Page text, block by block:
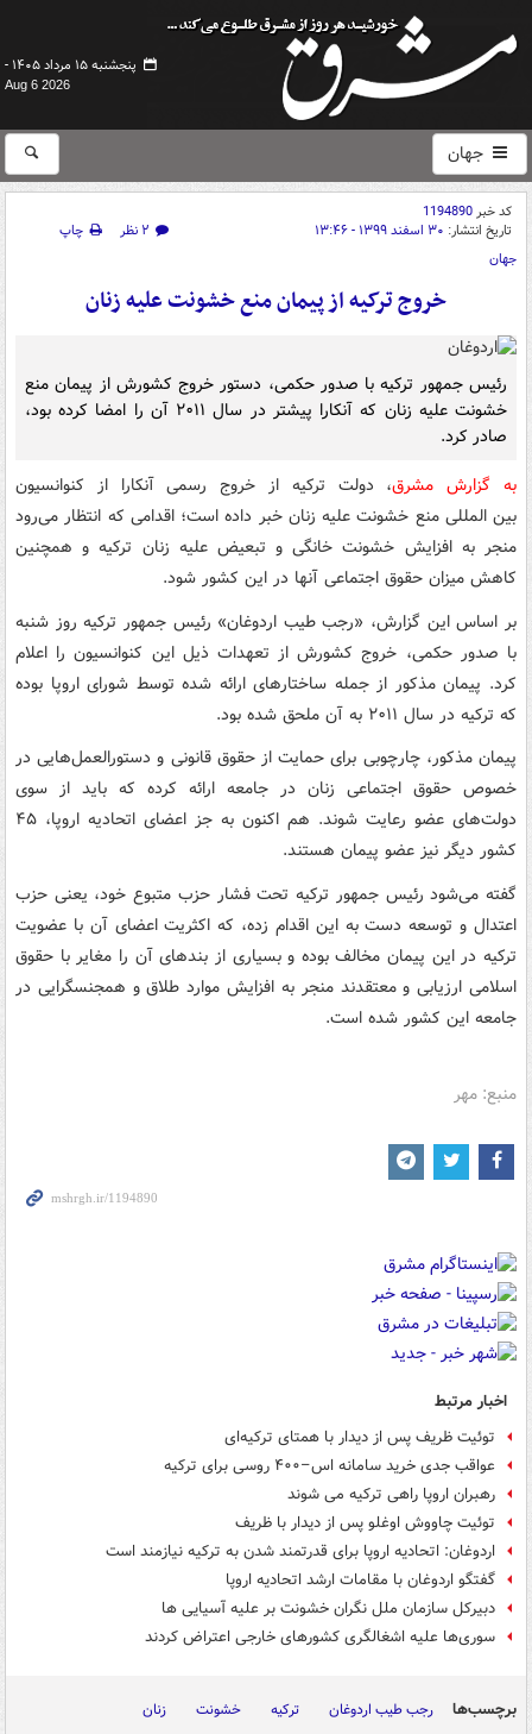
پنجشنبه ۱۵ مرداد ۱۴۰۵ -
Aug 6 2026
جهان
کد خبر1194890
تاریخ انتشار: ۳۰ اسفند ۱۳۹۹ - ۱۳:۴۶ ۲ نظر
چاپ
جهان
خروج ترکیه از پیمان منع خشونت علیه زنان
رئیس جمهور ترکیه با صدور حکمی، دستور خروج کشورش از پیمان منع
خشونت علیه زنان که آنکارا پیشتر در سال ۲۰۱۱ آن را امضا کرده بود،
صادر کرد.
به گزارش مشرق، دولت ترکیه از خروج رسمی آنکارا از کنوانسیون
بین المللی منع خشونت علیه زنان خبر داده است؛ اقدامی که انتظار می‌رود
منجر به افزایش خشونت خانگی و تبعیض علیه زنان ترکیه و همچنین
کاهش میزان حقوق اجتماعی آنها در این کشور شود.
بر اساس این گزارش، «رجب طیب اردوغان» رئیس جمهور ترکیه روز شنبه
با صدور حکمی، خروج کشورش از تعهدات ذیل این کنوانسیون را اعلام
کرد. پیمان مذکور از جمله ساختارهای ارائه شده توسط شورای اروپا بوده
که ترکیه در سال ۲۰۱۱ به آن ملحق شده بود.
پیمان مذکور، چارچوبی برای حمایت از حقوق قانونی و دستورالعمل‌هایی در
خصوص حقوق اجتماعی زنان در جامعه ارائه کرده که باید از سوی
دولت‌های عضو رعایت شوند. هم اکنون به جز اعضای اتحادیه اروپا، ۴۵
کشور دیگر نیز عضو پیمان هستند.
گفته می‌شود رئیس جمهور ترکیه تحت فشار حزب متبوع خود، یعنی حزب
اعتدال و توسعه دست به این اقدام زده، که اکثریت اعضای آن با عضویت
ترکیه در این پیمان مخالف بوده و بسیاری از بندهای آن را مغایر با حقوق
اسلامی ارزیابی و معتقدند منجر به افزایش موارد طلاق و همجنسگرایی در
جامعه این کشور شده است.
منبع: مهر
اخبار مرتبط
توئیت ظریف پس از دیدار با همتای ترکیه‌ای
عواقب جدی خرید سامانه اس–۴۰۰ روسی برای ترکیه
رهبران اروپا راهی ترکیه می شوند
توئیت چاووش اوغلو پس از دیدار با ظریف
اردوغان:‌ اتحادیه اروپا برای قدرتمند شدن به ترکیه نیازمند است
گفتگو اردوغان با مقامات ارشد اتحادیه‌ اروپا
دبیرکل سازمان ملل نگران خشونت بر علیه آسیایی ها
سوری‌ها علیه اشغالگری کشورهای خارجی اعتراض کردند
برچسب‌ها رجب طیب اردوغان ترکیه خشونت زنان